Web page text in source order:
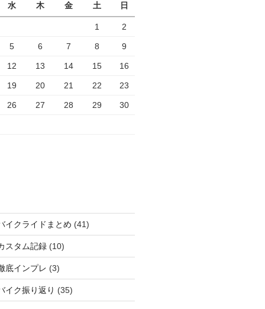
水
木 金 土 日
1 2
5 6 7 8 9
12 13 14 15 16
19 20 21 22 23
26 27 28 29 30
イクライドまとめ (41)
スタム記録(10)
底インプレ (3)
イク振り返り (35)